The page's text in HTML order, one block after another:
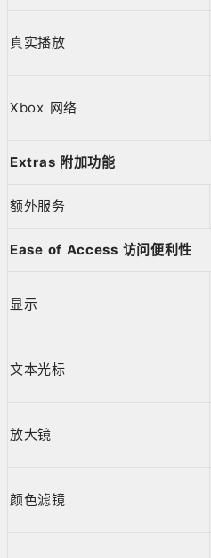
真实播放
Xbox 网络
Extras 附加功能
额外服务
Ease of Access 访问便利性
显示
文本光标
放大镜
颜色滤镜